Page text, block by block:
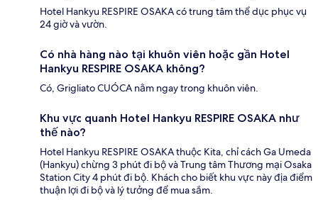
Hotel Hankyu RESPIRE OSAKA có trung tâm thể dục phục vụ
24 giờ và vườn.
Có nhà hàng nào tại khuôn viên hoặc gần Hotel
Hankyu RESPIRE OSAKA không?
Có, Grigliato CUÓCA nằm ngay trong khuôn viên.
Khu vực quanh Hotel Hankyu RESPIRE OSAKA như
thế nào?
Hotel Hankyu RESPIRE OSAKA thuộc Kita, chỉ cách Ga Umeda
(Hankyu) chừng 3 phút đi bộ và Trung tâm Thương mại Osaka
Station City 4 phút đi bộ. Khách cho biết khu vực này địa điểm
thuận lợi đi bộ và lý tưởng để mua sắm.